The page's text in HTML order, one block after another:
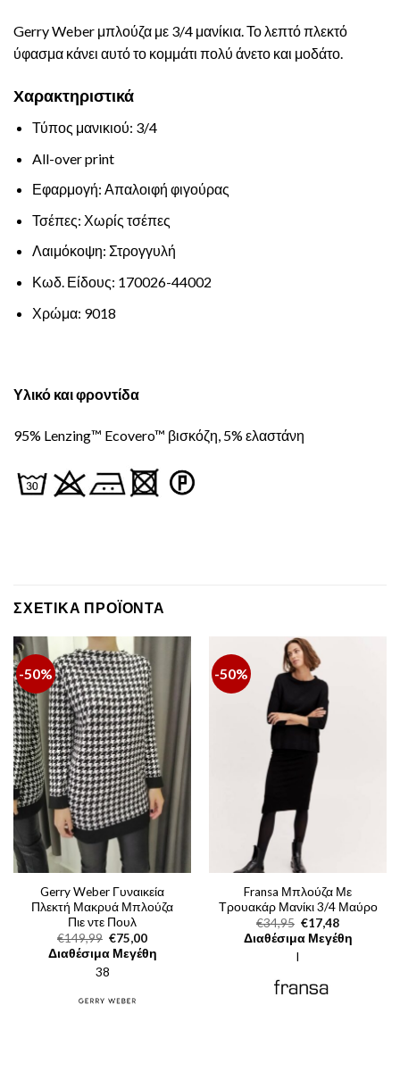
Gerry Weber μπλούζα με 3/4 μανίκια. Το λεπτό πλεκτό
ύφασμα κάνει αυτό το κομμάτι πολύ άνετο και μοδάτο.
Χαρακτηριστικά
Τύπος μανικιού: 3/4
All-over print
Εφαρμογή: Απαλοιφή φιγούρας
Τσέπες: Χωρίς τσέπες
Λαιμόκοψη: Στρογγυλή
Κωδ. Είδους: 170026-44002
Χρώμα: 9018
Υλικό και φροντίδα
95% Lenzing™ Ecovero™ βισκόζη, 5% ελαστάνη
ΣΧΕΤΙΚΆ ΠΡΟΪΌΝΤΑ
-50%
Gerry Weber Γυναικεία
Πλεκτή Μακρυά Μπλούζα
Πιε ντε Πουλ
€149,99 Original
price
was:
€149,99.
€75,00Η
τρέχουσα
τιμή
Διαθέσιμα Μεγέθη
38
-50%
Fransa Μπλούζα Με
Τρουακάρ Μανίκι 3/4 Μαύρο
€34,95 Original
price
was:
€17,48Η
τρέχουσα
τιμή
Διαθέσιμα Μεγέθη
l